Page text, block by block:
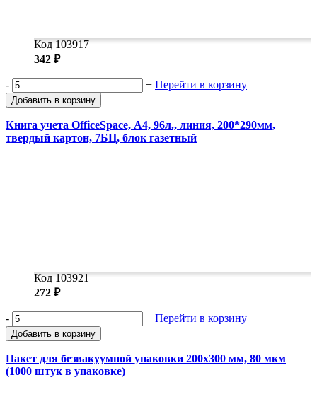
Код 103917
342 ₽
- + Перейти в корзину
Добавить в корзину
Книга учета OfficeSpace, А4, 96л., линия, 200*290мм,
твердый картон, 7БЦ, блок газетный
Код 103921
272 ₽
- + Перейти в корзину
Добавить в корзину
Пакет для безвакуумной упаковки 200x300 мм, 80 мкм
(1000 штук в упаковке)